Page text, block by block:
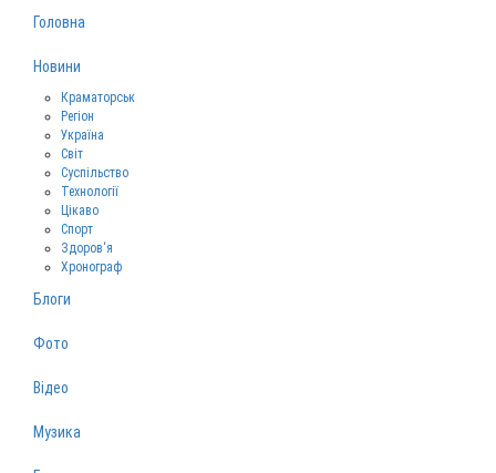
Головна
Новини
Краматорськ
Регіон
Україна
Світ
Суспільство
Технології
Цікаво
Спорт
Здоров‘я
Хронограф
Блоги
Фото
Відео
Музика